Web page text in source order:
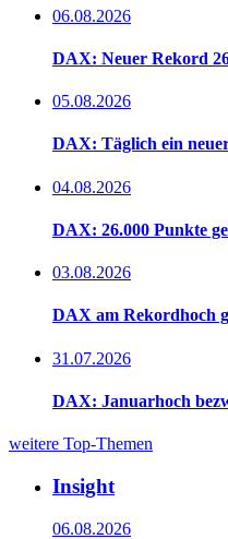
06.08.2026
DAX: Neuer Rekord
05.08.2026
DAX: Täglich ein
04.08.2026
DAX: 26.000 Punkte
03.08.2026
DAX am Rekordhoch
31.07.2026
DAX: Januarhoch
weitere Top-Themen
Insight
06.08.2026